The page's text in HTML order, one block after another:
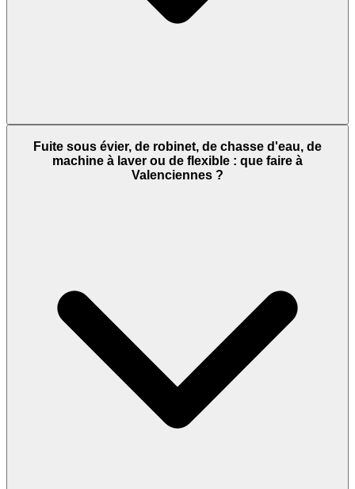
Fuite sous évier, de robinet, de chasse d'eau, de
machine à laver ou de flexible : que faire à
Valenciennes ?